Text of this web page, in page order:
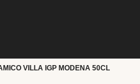
VILLA IGP MODENA 50CL